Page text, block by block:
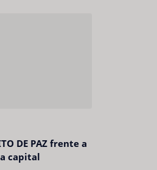
DE PAZ frente a
capital